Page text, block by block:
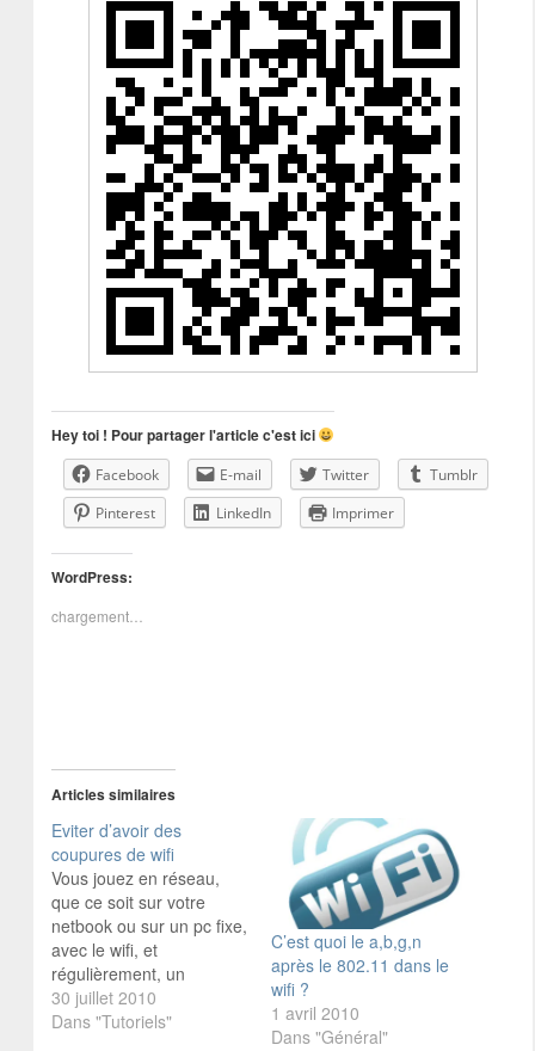
Hey toi ! Pour partager l'article c'est ici
Facebook E-mail Twitter
Tumblr
Pinterest
LinkedIn Imprimer
WordPress:
chargement…
Articles similaires
Eviter d’avoir des
coupures de wifi
Vous jouez en réseau,
que ce soit sur votre
netbook ou sur un pc fixe,
avec le wifi, et
régulièrement, un
ralentissement ? Votre
personnage se téléporte
30 juillet 2010
Dans "Tutoriels"
C’est quoi le a,b,g,n
après le 802.11 dans le
wifi ?
1 avril 2010
Dans "Général"